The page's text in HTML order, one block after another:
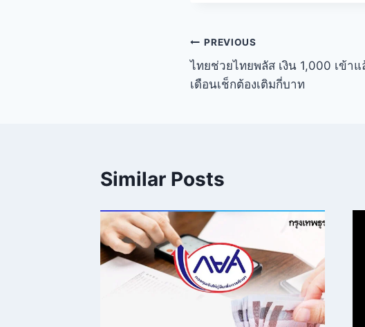
PREVIOUS
ไทยช่วยไทยพลัส เงิน 1,000 เข้า
เดือนเช็กต้องเติมกี่บาท
Similar Posts